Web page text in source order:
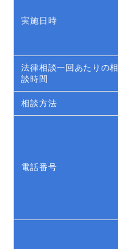
実施日時
法律相談一回あたりの相
談時間
相談方法
電話番号